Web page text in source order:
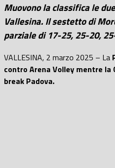
Muovono la classifica le
Vallesina. Il sestetto di
parziale di 17-25, 25-20,
VALLESINA, 2 marzo 2025 – La
contro Arena Volley mentre
break Padova.